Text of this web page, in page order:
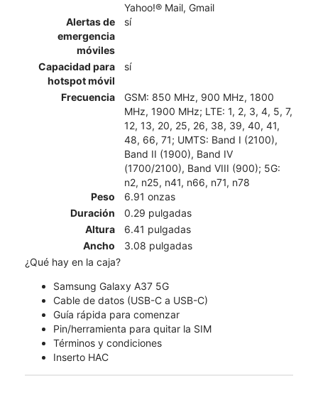
Yahoo!® Mail, Gmail
Alertas de
emergencia
móviles
sí
Capacidad para
hotspot móvil
sí
Frecuencia
GSM: 850 MHz, 900 MHz, 1800
MHz, 1900 MHz; LTE: 1, 2, 3, 4, 5, 7,
12, 13, 20, 25, 26, 38, 39, 40, 41,
48, 66, 71; UMTS: Band I (2100),
Band II (1900), Band IV
(1700/2100), Band VIII (900); 5G:
n2, n25, n41, n66, n71, n78
Peso
6.91 onzas
Duración
0.29 pulgadas
Altura
6.41 pulgadas
Ancho
3.08 pulgadas
¿Qué hay en la caja?
Samsung Galaxy A37 5G
Cable de datos (USB-C a USB-C)
Guía rápida para comenzar
Pin/herramienta para quitar la SIM
Términos y condiciones
Inserto HAC